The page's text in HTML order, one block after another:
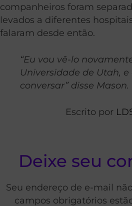
companheiros foram
levados a diferentes
falaram desde então.
“Eu vou vê-lo
Universidade de Utah,
conversar” disse Mason.
Escrito por
Deixe seu
Seu endereço de e-mail
campos obrigatórios